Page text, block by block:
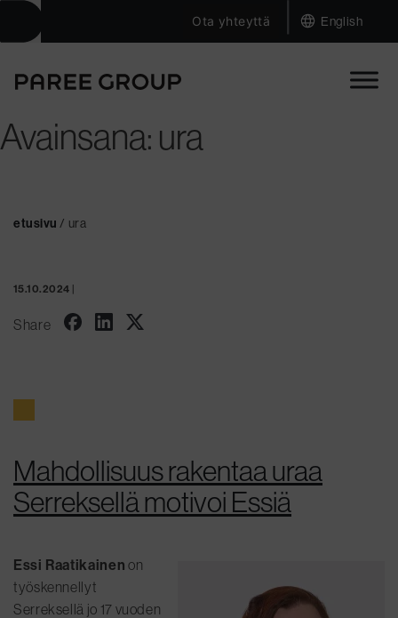
Ota yhteyttä English
Avainsana: ura
etusivu / ura
15.10.2024
Share
Mahdollisuus rakentaa uraa
Serreksellä motivoi Essiä
Essi Raatikainen on
työskennellyt
Serreksellä jo 17 vuoden